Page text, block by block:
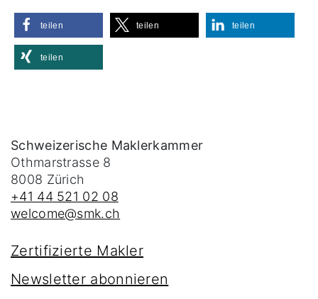
teilen teilen teilen
teilen
Schweizerische Maklerkammer
Othmarstrasse 8
8008 Zürich
+41 44 521 02 08
welcome@smk.ch
Zertifizierte Makler
Newsletter abonnieren